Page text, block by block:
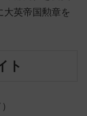
大英帝国勲章を
ト